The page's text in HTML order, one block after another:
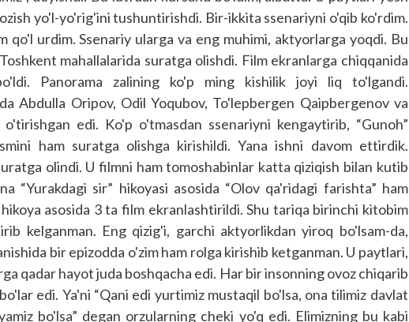
yo'l-yo'rig'ini tushuntirishdi. Bir-ikkita ssenariyni o'qib ko'rdim.
qo'l urdim. Ssenariy ularga va eng muhimi, aktyorlarga yoqdi. Bu
mahallalarida suratga olishdi. Film ekranlarga chiqqanida
Panorama zalining ko'p ming kishilik joyi liq to'lgandi.
Abdulla Oripov, Odil Yoqubov, To'lepbergen Qaipbergenov va
edi. Ko'p o'tmasdan ssenariyni kengaytirib, “Gunoh”
ham suratga olishga kirishildi. Yana ishni davom ettirdik.
olindi. U filmni ham tomoshabinlar katta qiziqish bilan kutib
“Yurakdagi sir” hikoyasi asosida “Olov qa'ridagi farishta” ham
asosida 3 ta film ekranlashtirildi. Shu tariqa birinchi kitobim
kelganman. Eng qizig'i, garchi aktyorlikdan yiroq bo'lsam-da,
bir epizodda o'zim ham rolga kirishib ketganman. U paytlari,
qadar hayot juda boshqacha edi. Har bir insonning ovoz chiqarib
edi. Ya'ni “Qani edi yurtimiz mustaqil bo'lsa, ona tilimiz davlat
bo'lsa” degan orzularning cheki yo'q edi. Elimizning bu kabi